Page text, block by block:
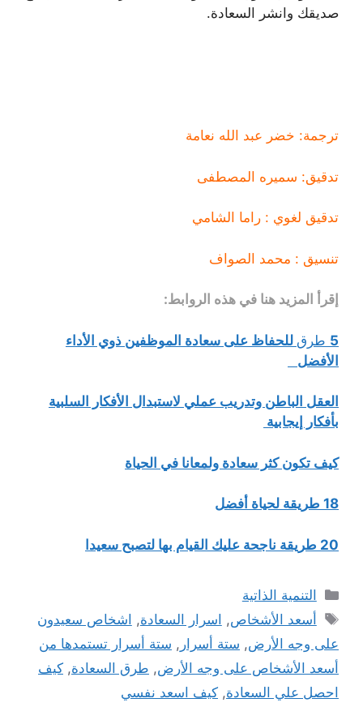
صديقك وانشر السعادة.
ترجمة: خضر عبد الله نعامة
تدقيق: سميره المصطفى
تدقيق لغوي : راما الشامي
تنسيق : محمد الصواف
إقرأ المزيد هنا في هذه الروابط:
5 طرق للحفاظ على سعادة الموظفين ذوي الأداء
الأفضل
العقل الباطن وتدريب عملي لاستبدال الأفكار السلبية
بأفكار إيجابية
كيف تكون كثر سعادة ولمعانا في الحياة
18 طريقة لحياة أفضل
20 طريقة ناجحة عليك القيام بها لتصبح سعيدا
التصنيفات
التنمية الذاتية
الوسوم
أسعد الأشخاص, اسرار السعادة, اشخاص سعيدون
على وجه الأرض, ستة أسرار , ستة أسرار تستمدها من
أسعد الأشخاص على وجه الأرض, طرق السعادة, كيف
احصل علي السعادة, كيف اسعد نفسي